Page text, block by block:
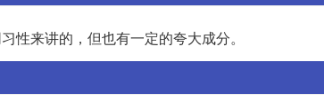
性来讲的，但也有一定的夸大成分。